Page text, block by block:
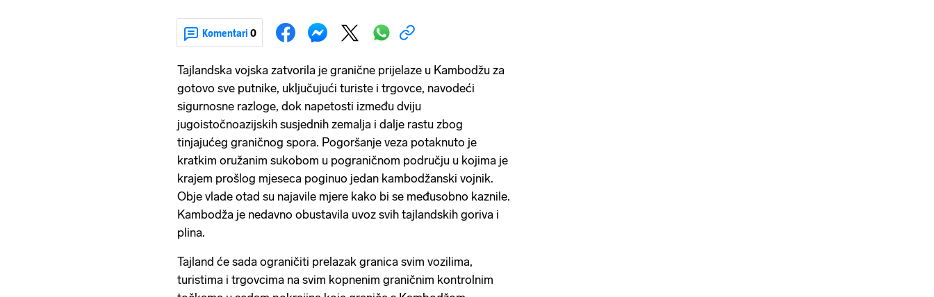
Komentari 0
Tajlandska vojska zatvorila je granične prijelaze u Kambodžu za
gotovo sve putnike, uključujući turiste i trgovce, navodeći
sigurnosne razloge, dok napetosti između dviju
jugoistočnoazijskih susjednih zemalja i dalje rastu zbog
tinjajućeg graničnog spora. Pogoršanje veza potaknuto je
kratkim oružanim sukobom u pograničnom području u kojima je
krajem prošlog mjeseca poginuo jedan kambodžanski vojnik.
Obje vlade otad su najavile mjere kako bi se međusobno kaznile.
Kambodža je nedavno obustavila uvoz svih tajlandskih goriva i
plina.
Tajland će sada ograničiti prelazak granica svim vozilima,
turistima i trgovcima na svim kopnenim graničnim kontrolnim